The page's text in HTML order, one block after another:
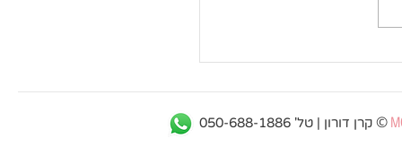
© קרן דורון | טל' 050-688-1886